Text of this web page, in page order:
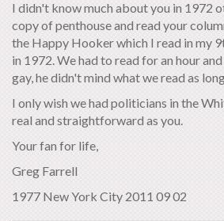
I didn't know much about you in 1972
copy of penthouse and read your
the Happy Hooker which I read in my
in 1972. We had to read for an hour
gay, he didn't mind what we read as
I only wish we had politicians in the
real and straightforward as you.
Your fan for life,
Greg Farrell
1977 New York City 2011 09 02